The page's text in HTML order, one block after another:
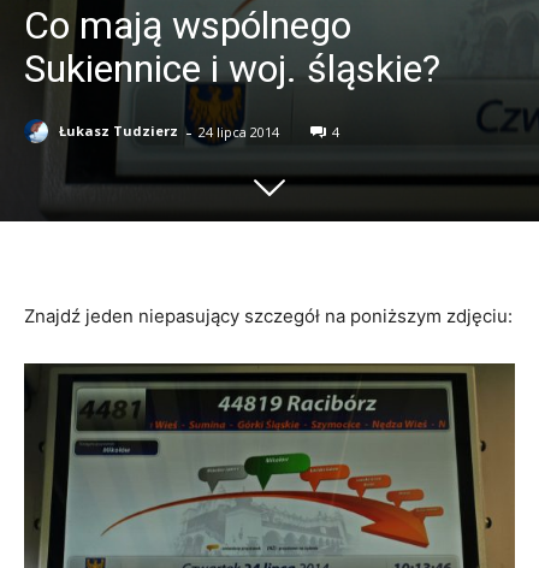
Co mają wspólnego
Sukiennice i woj. śląskie?
Łukasz Tudzierz - 24 lipca 2014 4
Znajdź jeden niepasujący szczegół na poniższym zdjęciu: